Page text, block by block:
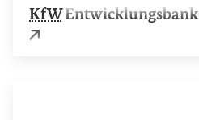
KfWEntwicklungsbank